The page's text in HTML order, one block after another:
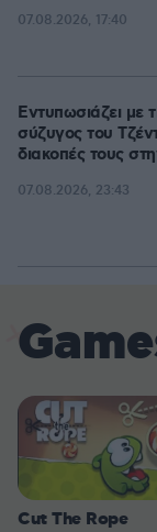
07.08.2026, 17:40
Εντυπωσιάζει με
σύζυγος του
διακοπές τους
07.08.2026, 23:43
Cut The Rope